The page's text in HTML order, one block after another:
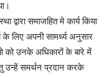
द्वारा समाजहित मे कार्य किया
लिए अपनी सामर्थ्य अनुसार
को उनके अधिकारों के बारे में
उन्हें समर्थन प्रदान करके